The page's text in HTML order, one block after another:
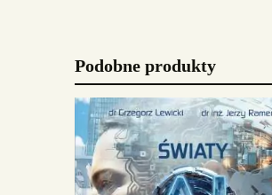
Podobne produkty